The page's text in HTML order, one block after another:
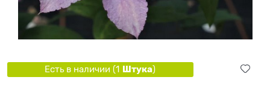
Есть в наличии (1 Штука)